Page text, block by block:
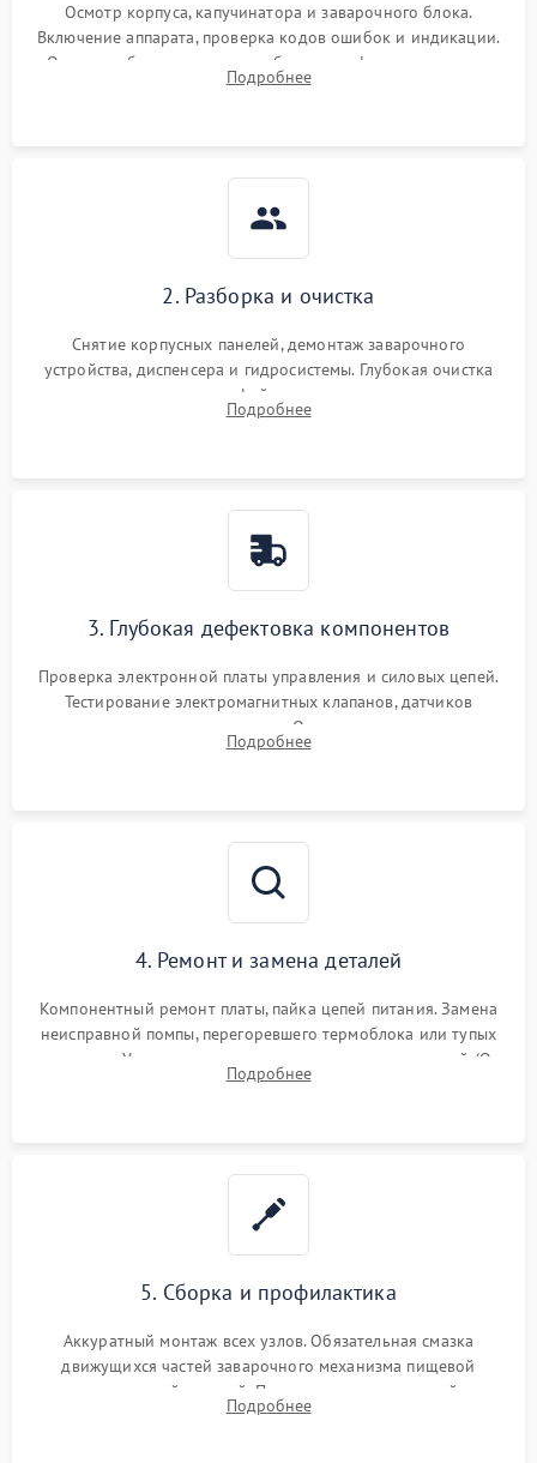
Осмотр корпуса, капучинатора и заварочного блока.
Включение аппарата, проверка кодов ошибок и индикации.
Оценка работы помпы, термоблока и кофемолки на слух.
Измерение температуры и давления воды для выявления
Подробнее
2. Разборка и очистка
Снятие корпусных панелей, демонтаж заварочного
устройства, диспенсера и гидросистемы. Глубокая очистка
внутренних узлов от кофейных масел, жмыха и накипи.
Промывка дренажных каналов и фильтров с использованием
Подробнее
3. Глубокая дефектовка компонентов
Проверка электронной платы управления и силовых цепей.
Тестирование электромагнитных клапанов, датчиков
температуры и расходомера. Оценка степени износа
жерновов кофемолки, уплотнительных колец гидросистемы
Подробнее
4. Ремонт и замена деталей
Компонентный ремонт платы, пайка цепей питания. Замена
неисправной помпы, перегоревшего термоблока или тупых
жерновов. Установка новых силиконовых уплотнителей (O-
ring) и тефлоновых трубок для надежного устранения
Подробнее
5. Сборка и профилактика
Аккуратный монтаж всех узлов. Обязательная смазка
движущихся частей заварочного механизма пищевой
силиконовой смазкой. Проведение программной
декальцинации и очистки системы от кофейных масел.
Подробнее